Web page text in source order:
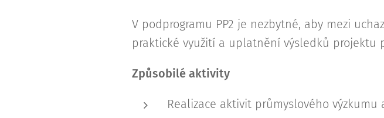
V podprogramu PP2 je nezbytné, aby mezi
praktické využití a uplatnění výsledků projektu
Způsobilé aktivity
Realizace aktivit průmyslového